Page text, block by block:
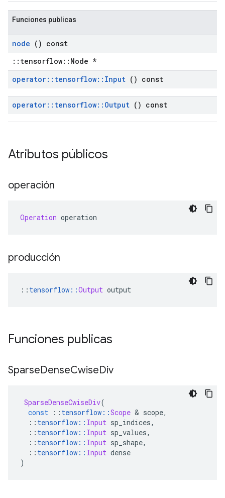
Funciones publicas
node () const
::tensorflow::Node *
operator:: tensorflow:: Input () const
operator:: tensorflow:: Output () const
Atributos públicos
operación
Operation operation
producción
:: tensorflow ::Output output
Funciones publicas
SparseDenseCwiseDiv
SparseDenseCwiseDiv(
const
:: tensorflow ::Scope & scope,
:: tensorflow :: Input sp_indices,
:: tensorflow :: Input sp_values,
:: tensorflow :: Input sp_shape,
:: tensorflow :: Input dense
)